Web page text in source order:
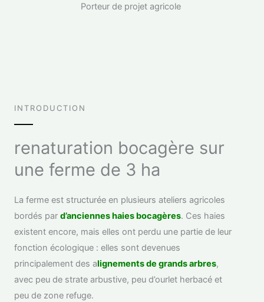
Porteur de projet agricole
INTRODUCTION
renaturation bocagère sur
une ferme de 3 ha
La ferme est structurée en plusieurs ateliers agricoles
bordés par d’anciennes haies bocagères. Ces haies
existent encore, mais elles ont perdu une partie de leur
fonction écologique : elles sont devenues
principalement des alignements de grands arbres,
avec peu de strate arbustive, peu d’ourlet herbacé et
peu de zone refuge.